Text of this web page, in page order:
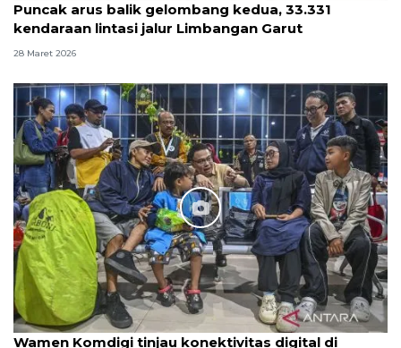
Puncak arus balik gelombang kedua, 33.331
kendaraan lintasi jalur Limbangan Garut
28 Maret 2026
Wamen Komdigi tinjau konektivitas digital di